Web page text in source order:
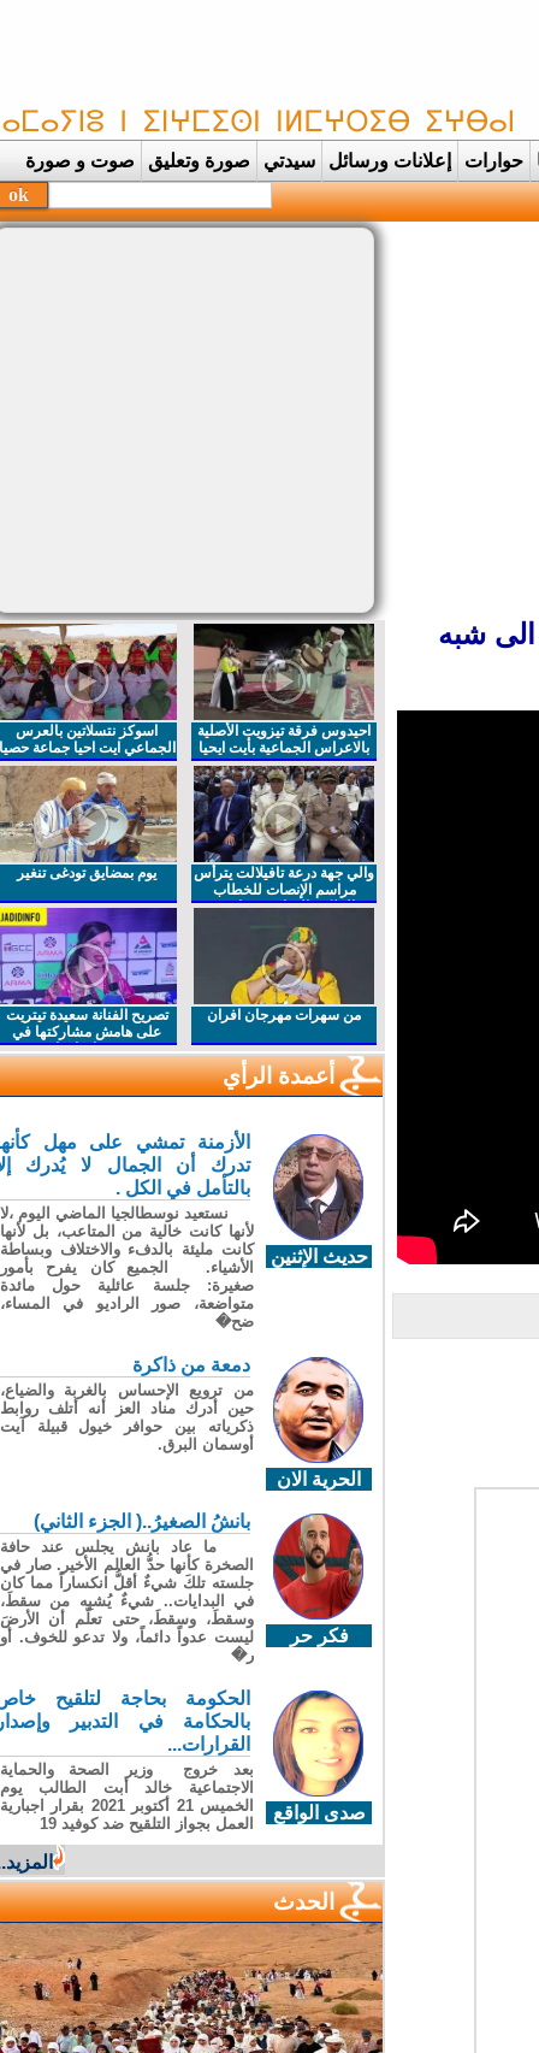
حوارات إعلانات ورسائل سيدتي صورة وتعليق صوت و صورة
شبه
احيدوس فرقة تيزويت الأصلية
بالاعراس الجماعية بأيت ايحيا
اسوكز نتسلاتين بالعرس
الجماعي ايت احيا جماعة حصيا
والي جهة درعة تافيلالت يترأس
مراسم الإنصات للخطاب
الملكي السامي بمناسبة
يوم بمضايق تودغى تنغير
من سهرات مهرجان افران
تصريح الفنانة سعيدة تيتريت
على هامش مشاركتها في
مهرجان افران
أعمدة الرأي
حديث الإثنين
الأزمنة تمشي على مهل كأنها
تدرك أن الجمال لا يُدرك إلا
بالتأمل في الكل .
نستعيد نوسطالجيا الماضي اليوم ،لا
لأنها كانت خالية من المتاعب، بل لأنها
كانت مليئة بالدفء والاختلاف وبساطة
الأشياء. الجميع كان يفرح بأمور
صغيرة: جلسة عائلية حول مائدة
متواضعة، صور الراديو في المساء،
ضح�
الحرية الان
دمعة من ذاكرة
من ترويع الإحساس بالغربة والضياع،
حين أدرك مناد العز أنه أتلف روابط
ذكرياته بين حوافر خيول قبيلة آيت
أوسمان البرق.
فكر حر
بانشُ الصغيرُ..( الجزء الثاني)
ما عاد بانش يجلس عند حافة
الصخرة كأنها حدُّ العالم الأخير. صار في
جلسته تلكَ شيءٌ أقلُّ انكساراً مما كان
في البدايات.. شيءٌ يُشبِه من سقطَ،
وسقطَ، وسقطَ، حتى تعلّم أن الأرضَ
ليست عدواً دائماً، ولا تدعو للخوف. أو
ر�
صدى الواقع
الحكومة بحاجة لتلقيح خاص
بالحكامة في التدبير وإصدار
القرارات...
بعد خروج وزير الصحة والحماية
الاجتماعية خالد أبت الطالب يوم
الخميس 21 أكتوبر 2021 بقرار اجبارية
العمل بجواز التلقيح ضد كوفيد 19
المزيد...
الحدث